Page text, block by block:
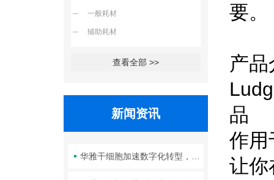
一般耗材
辅助耗材
查看全部 >>
新闻资讯
要。
产品
品
作用
让你